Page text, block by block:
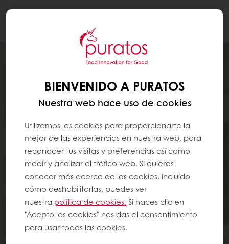
BIENVENIDO A PURATOS
Nuestra web hace uso de cookies
Utilizamos las cookies para proporcionarte la
mejor de las experiencias en nuestra web, para
reconocer tus visitas y preferencias así como
medir y analizar el tráfico web. Si quieres
conocer más acerca de las cookies, incluído
cómo deshabilitarlas, puedes ver
nuestra política de cookies. Si haces clic en
"Acepto las cookies" nos das el consentimiento
para usar todas las cookies.